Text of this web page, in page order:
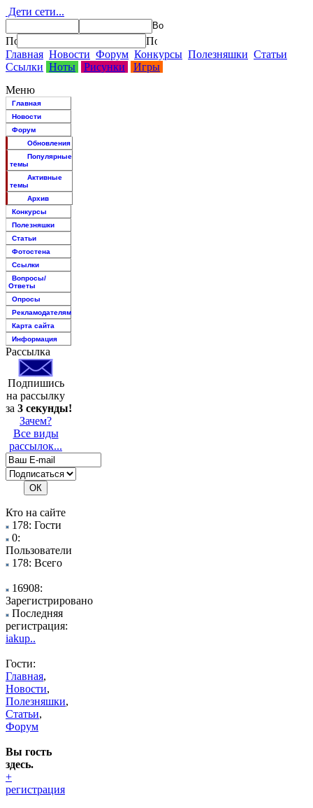
Дети сети...
Главная Новости Форум Конкурсы Полезняшки Статьи
Ссылки Ноты Рисунки
Игры
Меню
Главная
Новости
Форум
Обновления
Популярные
темы
Активные
темы
Архив
Конкурсы
Полезняшки
Статьи
Фотостена
Ссылки
Вопросы/
Ответы
Опросы
Рекламодателям
Карта сайта
Информация
Рассылка
Подпишись
на рассылку
за 3 секунды!
Зачем?
Все виды
рассылок...
Кто на сайте
178: Гости
0:
Пользователи
178: Всего
16908:
Зарегистрировано
Последняя
регистрация:
iakup..
Гости:
Главная,
Новости,
Полезняшки,
Статьи,
Форум
Вы гость
здесь.
+
регистрация